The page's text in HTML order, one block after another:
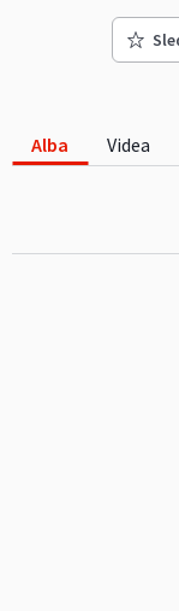
Alba Videa